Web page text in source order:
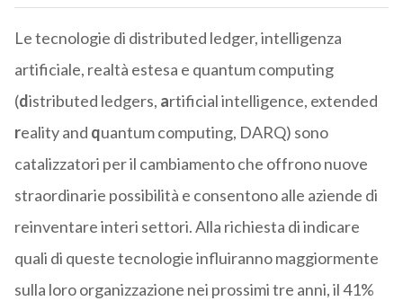
Le tecnologie di distributed ledger, intelligenza
artificiale, realtà estesa e quantum computing
(distributed ledgers, artificial intelligence, extended
reality and quantum computing, DARQ) sono
catalizzatori per il cambiamento che offrono nuove
straordinarie possibilità e consentono alle aziende di
reinventare interi settori. Alla richiesta di indicare
quali di queste tecnologie influiranno maggiormente
sulla loro organizzazione nei prossimi tre anni, il 41%